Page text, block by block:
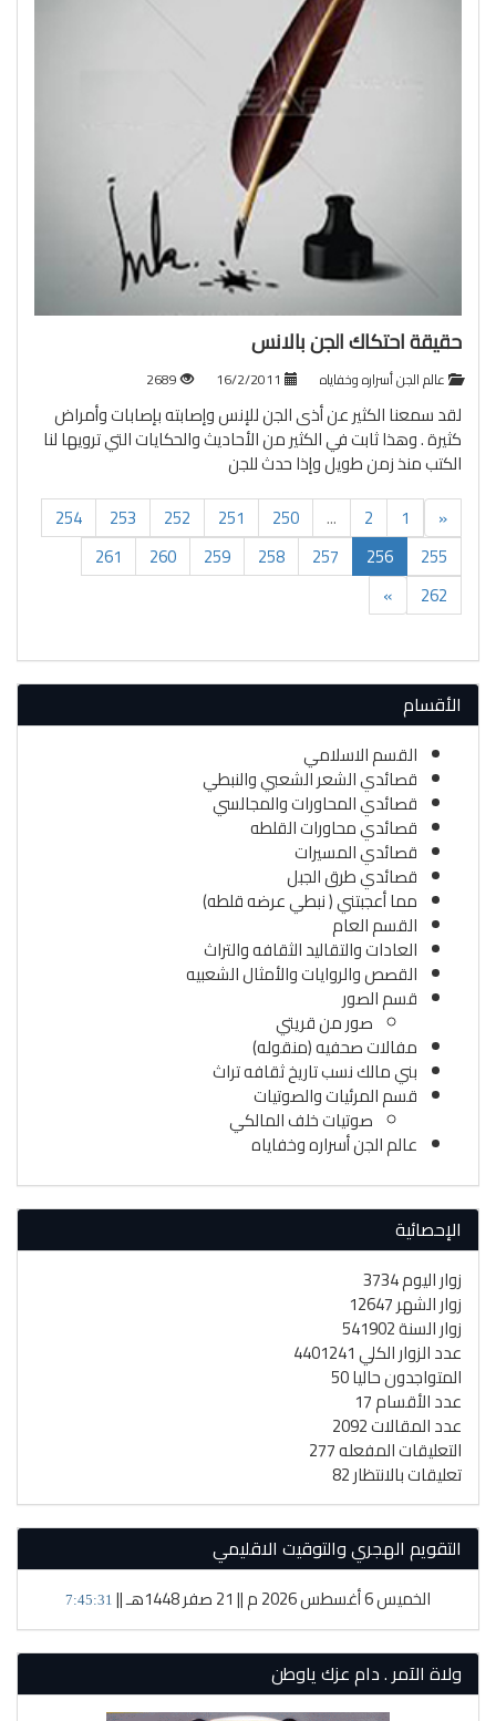
حقيقة احتكاك الجن بالانس
عالم الجن أسراره وخفاياه 2689
لقد سمعنا الكثير عن أذى الجن للإنس وإصابته بإصابات وأمراض
كثيرة . وهذا ثابت في الكثير من الأحاديث والحكايات التي ترويها لنا
الكتب منذ زمن طويل وإذا حدث للجن
«
1
2
...
250
251
252
253
254
255
256
257
258
259
260
261
262
»
الأقسام
القسم الاسلامي
قصائدي الشعر الشعبي والنبطي
قصائدي المحاورات والمجالسي
قصائدي محاورات القلطه
قصائدي المسيرات
قصائدي طرق الجبل
مما أعجبتني ( نبطي عرضه قلطه)
القسم العام
العادات والتقاليد الثقافه والتراث
القصص والروايات والأمثال الشعبيه
قسم الصور
صور من قريتي
مفالات صحفيه (منقوله)
بني مالك نسب تاريخ ثقافه تراث
قسم المرئيات والصوتيات
صوتيات خلف المالكي
عالم الجن أسراره وخفاياه
الإحصائية
زوار اليوم 3734
زوار الشهر 12647
زوار السنة 541902
عدد الزوار الكلي 4401241
المتواجدون حاليا 50
عدد الأقسام 17
عدد المقالات 2092
التعليقات المفعله 277
تعليقات بالانتظار 82
التقويم الهجري والتوقيت الاقليمي
الخميس 6 أغسطس 2026 م || 21 صفر 1448هـ || 7:45:32
ولاة الآمر . دام عزك ياوطن